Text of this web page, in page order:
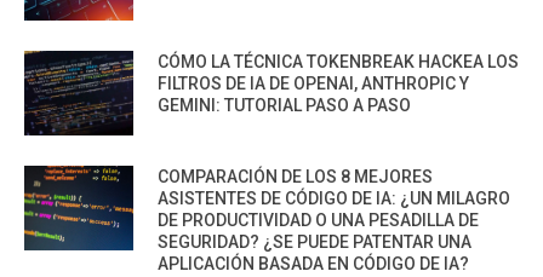
CÓMO LA TÉCNICA TOKENBREAK HACKEA LOS
FILTROS DE IA DE OPENAI, ANTHROPIC Y
GEMINI: TUTORIAL PASO A PASO
COMPARACIÓN DE LOS 8 MEJORES
ASISTENTES DE CÓDIGO DE IA: ¿UN MILAGRO
DE PRODUCTIVIDAD O UNA PESADILLA DE
SEGURIDAD? ¿SE PUEDE PATENTAR UNA
APLICACIÓN BASADA EN CÓDIGO DE IA?